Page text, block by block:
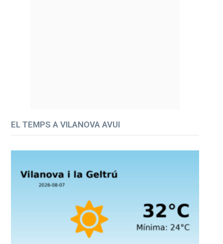
EL TEMPS A VILANOVA AVUI